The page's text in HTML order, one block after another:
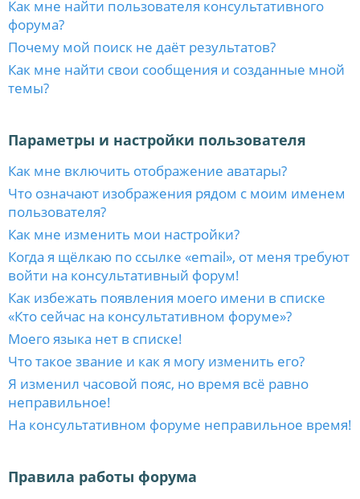
Как мне найти пользователя консультативного
форума?
Почему мой поиск не даёт результатов?
Как мне найти свои сообщения и созданные мной
темы?
Параметры и настройки пользователя
Как мне включить отображение аватары?
Что означают изображения рядом с моим именем
пользователя?
Как мне изменить мои настройки?
Когда я щёлкаю по ссылке «email», от меня требуют
войти на консультативный форум!
Как избежать появления моего имени в списке
«Кто сейчас на консультативном форуме»?
Моего языка нет в списке!
Что такое звание и как я могу изменить его?
Я изменил часовой пояс, но время всё равно
неправильное!
На консультативном форуме неправильное время!
Правила работы форума